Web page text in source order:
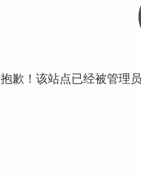
抱歉！该站点已经被管理